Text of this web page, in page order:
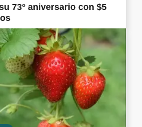
73° aniversario con $5